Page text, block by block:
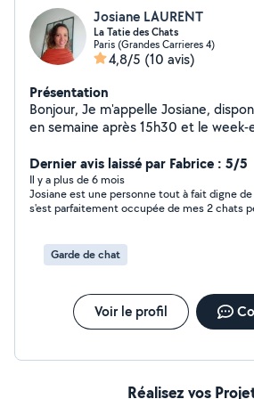
Josiane LAURENT
La Tatie des Chats
Paris (Grandes Carrieres 4)
4,8/5 (10 avis)
Présentation
Bonjour, Je m'appelle Josiane,
en semaine après 15h30 et le week-end. Je
ses habitudes, pendant vos absences
déplacements). Avec attention et bienveillance, je veille
à ce que votre chat se sente en
confiance : repas & eau fraîche litière propre jeux &
présence discrète et rassurante pour
indépendants petit compte-rendu à chaque visite
plantes, nourrir les poissons ou relever le
10 / visite (environ 30 minutes sur
soin de votre boule de poils
Dernier avis laissé par Fabrice : 5/5
Il y a plus de 6 mois
Josiane est une personne tout à fait digne
s'est parfaitement occupée de mes 2 chats
Garde de chat
Voir le profil
Réalisez vos